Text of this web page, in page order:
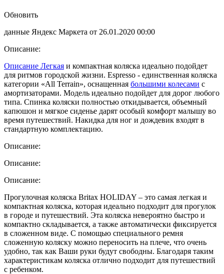
Обновить
данные Яндекс Маркета от 26.01.2020 00:00
Описание:
Описание Легкая и компактная коляска идеально подойдет
для ритмов городской жизни. Espresso - единственная коляска
категории «All Terrain», оснащенная большими колесами с
амортизаторами. Модель идеально подойдет для дорог любого
типа. Спинка коляски полностью откидывается, объемный
капюшон и мягкое сиденье дарят особый комфорт малышу во
время путешествий. Накидка для ног и дождевик входят в
стандартную комплектацию.
Описание:
Описание:
Описание:
Прогулочная коляска Britax HOLIDAY – это самая легкая и
компактная коляска, которая идеально подходит для прогулок
в городе и путешествий. Эта коляска невероятно быстро и
компактно складывается, а также автоматически фиксируется
в сложенном виде. С помощью специального ремня
сложенную коляску можно переносить на плече, что очень
удобно, так как Ваши руки будут свободны. Благодаря таким
характеристикам коляска отлично подходит для путешествий
с ребенком.